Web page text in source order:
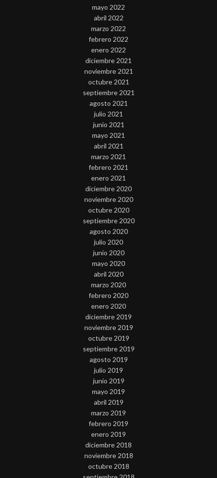
mayo 2022
abril 2022
marzo 2022
febrero 2022
enero 2022
diciembre 2021
noviembre 2021
octubre 2021
septiembre 2021
agosto 2021
julio 2021
junio 2021
mayo 2021
abril 2021
marzo 2021
febrero 2021
enero 2021
diciembre 2020
noviembre 2020
octubre 2020
septiembre 2020
agosto 2020
julio 2020
junio 2020
mayo 2020
abril 2020
marzo 2020
febrero 2020
enero 2020
diciembre 2019
noviembre 2019
octubre 2019
septiembre 2019
agosto 2019
julio 2019
junio 2019
mayo 2019
abril 2019
marzo 2019
febrero 2019
enero 2019
diciembre 2018
noviembre 2018
octubre 2018